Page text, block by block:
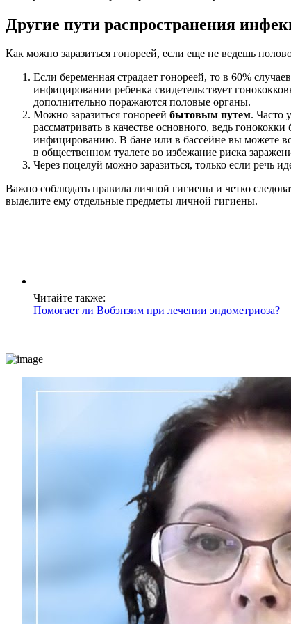
Другие пути распространения
Как можно заразиться гонореей, если еще не ведешь
Если беременная страдает гонореей, то в 60%
инфицировании ребенка свидетельствует
дополнительно поражаются половые органы.
Можно заразиться гонореей бытовым путем. Часто
рассматривать в качестве основного, ведь
инфицированию. В бане или в бассейне вы можете
в общественном туалете во избежание риска
Через поцелуй можно заразиться, только если речь
Важно соблюдать правила личной гигиены и четко
выделите ему отдельные предметы личной гигиены.
Читайте также:
Помогает ли Вобэнзим при лечении эндометриоза?